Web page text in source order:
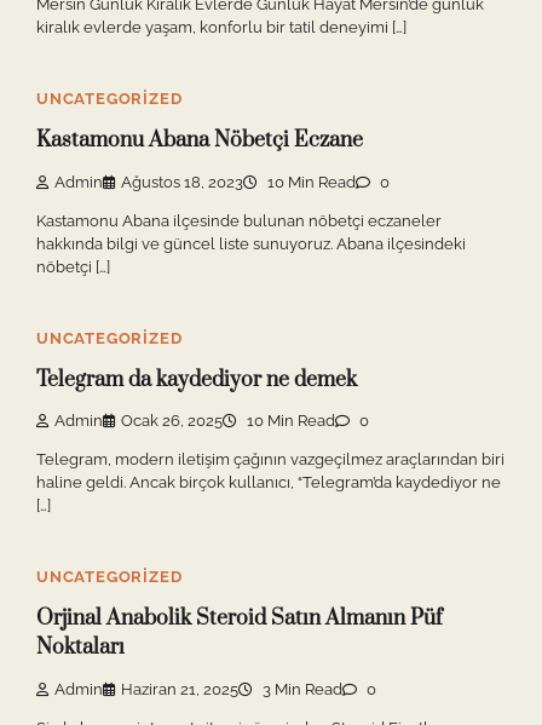
Mersin Günlük Kiralık Evlerde Günlük Hayat Mersin’de günlük
kiralık evlerde yaşam, konforlu bir tatil deneyimi […]
UNCATEGORIZED
Kastamonu Abana Nöbetçi Eczane
Admin Ağustos 18, 2023 10 Min Read 0
Kastamonu Abana ilçesinde bulunan nöbetçi eczaneler
hakkında bilgi ve güncel liste sunuyoruz. Abana ilçesindeki
nöbetçi […]
UNCATEGORIZED
Telegram da kaydediyor ne demek
Admin Ocak 26, 2025 10 Min Read 0
Telegram, modern iletişim çağının vazgeçilmez araçlarından biri
haline geldi. Ancak birçok kullanıcı, “Telegram’da kaydediyor ne
[…]
UNCATEGORIZED
Orjinal Anabolik Steroid Satın Almanın Püf
Noktaları
Admin Haziran 21, 2025 3 Min Read 0